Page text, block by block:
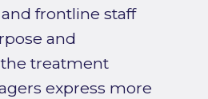
frontline staff
and
treatment
express more